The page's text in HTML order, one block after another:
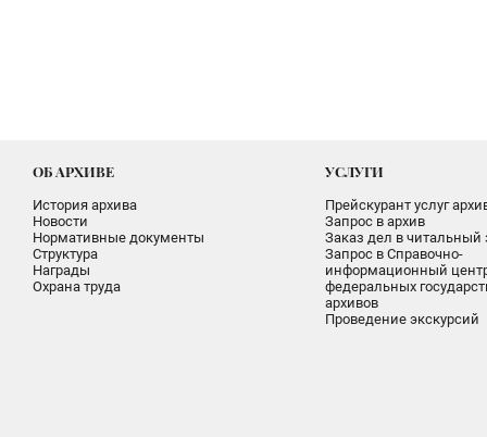
ОБ АРХИВЕ
История архива
Новости
Нормативные документы
Структура
Награды
Охрана труда
УСЛУГИ
Прейскурант услуг
Запрос в архив
Заказ дел в читальный
Запрос в Справочно-
информационный
федеральных
архивов
Проведение экскурсий